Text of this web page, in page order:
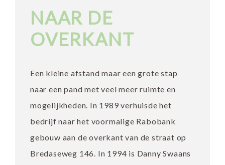
NAAR DE
OVERKANT
Een kleine afstand maar een grote stap
naar een pand met veel meer ruimte en
mogelijkheden. In 1989 verhuisde het
bedrijf naar het voormalige Rabobank
gebouw aan de overkant van de straat op
Bredaseweg 146. In 1994 is Danny Swaans